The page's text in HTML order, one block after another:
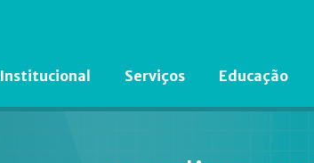
Institucional Serviços Educação